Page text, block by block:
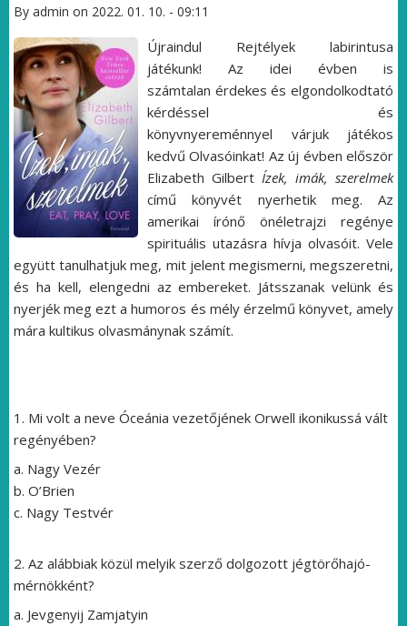
By admin on 2022. 01. 10. - 09:11
Újraindul Rejtélyek labirintusa
játékunk! Az idei évben is
számtalan érdekes és elgondolkodtató
kérdéssel és
könyvnyereménnyel várjuk játékos
kedvű Olvasóinkat! Az új évben először
Elizabeth Gilbert Ízek, imák, szerelmek
című könyvét nyerhetik meg. Az
amerikai írónő önéletrajzi regénye
spirituális utazásra hívja olvasóit. Vele
együtt tanulhatjuk meg, mit jelent megismerni, megszeretni,
és ha kell, elengedni az embereket. Játsszanak velünk és
nyerjék meg ezt a humoros és mély érzelmű könyvet, amely
mára kultikus olvasmánynak számít.
1. Mi volt a neve Óceánia vezetőjének Orwell ikonikussá vált
regényében?
a. Nagy Vezér
b. O’Brien
c. Nagy Testvér
2. Az alábbiak közül melyik szerző dolgozott jégtörőhajó-
mérnökként?
a. Jevgenyij Zamjatyin